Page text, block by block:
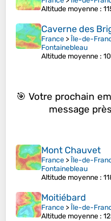
Altitude moyenne :
Caverne des
France >Île-de-
Fontainebleau
Altitude moyenne :
🎯 Votre prochain
message
Mont Chauvet
France >Île-de-
Fontainebleau
Altitude moyenne :
Moitiébard
France >Île-de-
Altitude moyenne :